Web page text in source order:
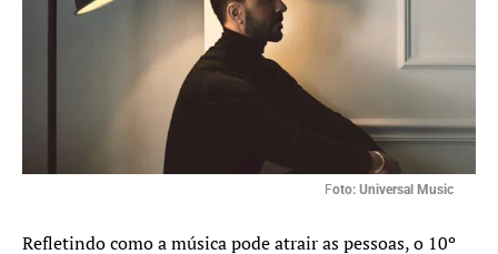
Foto: Universal Music
Refletindo como a música pode atrair as pessoas, o 10º